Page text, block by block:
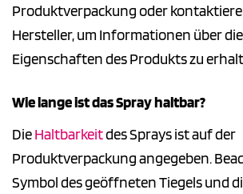
Produktverpackung oder
Hersteller, um Informationen über
Eigenschaften des Produkts zu
Wie lange ist das Spray haltbar?
DieHaltbarkeitdes Sprays ist auf der
Produktverpackung angegeben.
Symbol des geöffneten Tiegels und